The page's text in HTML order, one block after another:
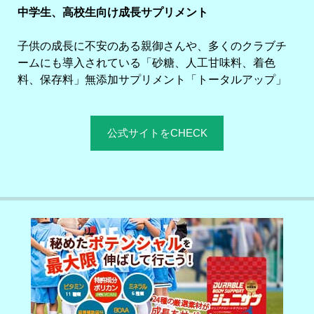
中学生、高校生向け成長サプリメント
子供の成長に不安のある親御さんや、多くのクラブチ
ームにも導入されている「砂糖、人工甘味料、着色
料、保存料」無添加サプリメント「トータルアップ」
公式サイトをCHECK